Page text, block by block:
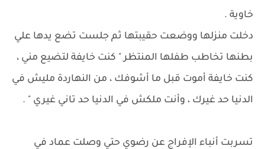
خاوية .
دخلت منزلها ووضعت حقيبتها ثم جلست تضع يدها علي
بطنها تخاطب طفلها المنتظر " كنت خايفة لتضيع مني ،
كنت خايفة أموت قبل ما أشوفك ، من النهاردة مليش في
الدنيا حد غيرك ، وأنت ملكش في الدنيا حد تاني غيري " .
تسربت أنباء الإفراج عن رضوي حتي وصلت عماد في